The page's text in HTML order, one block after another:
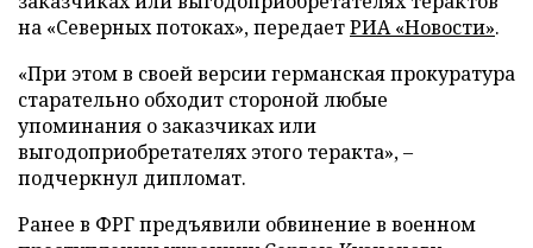
на «Северных потоках», передаетРИА «Новости».
«При этом в своей версии германская прокуратура
старательно обходит стороной любые
упоминания о заказчиках или
выгодоприобретателях этого теракта», –
подчеркнул дипломат.
Ранее в ФРГ предъявили обвинение в военном